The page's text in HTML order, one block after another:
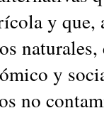
y que,
y
no